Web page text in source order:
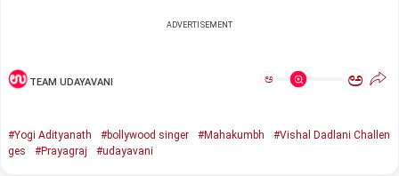
ADVERTISEMENT
TEAM UDAYAVANI ಅ ಅ
#Yogi Adityanath #bollywood singer #Mahakumbh
#Vishal Dadlani Challen
ges
#Prayagraj #udayavani